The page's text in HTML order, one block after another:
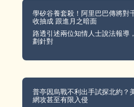
學矽谷養套殺！阿里巴巴傳將對
收抽成 跟進月之暗面
路透引述兩位知情人士說法報導
劃針對
普亭因烏戰不利出手試探北約？
網攻甚至有限入侵